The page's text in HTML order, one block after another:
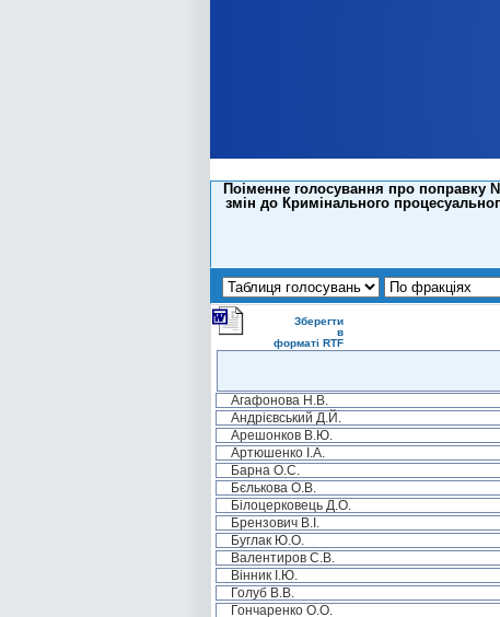
Поіменне голосування про поправку
змін до Кримінального
Зберегти
в
форматі RTF
Агафонова Н.В.
Андрієвський Д.Й.
Арешонков В.Ю.
Артюшенко І.А.
Барна О.С.
Бєлькова О.В.
Білоцерковець Д.О.
Брензович В.І.
Буглак Ю.О.
Валентиров С.В.
Вінник І.Ю.
Голуб В.В.
Гончаренко О.О.